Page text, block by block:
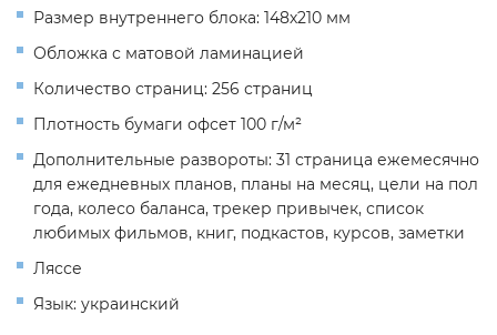
Размер внутреннего блока: 148х210 мм
Обложка с матовой ламинацией
Количество страниц: 256 страниц
Плотность бумаги офсет 100 г/м²
Дополнительные развороты: 31 страница ежемесячно
для ежедневных планов, планы на месяц, цели на пол
года, колесо баланса, трекер привычек, список
любимых фильмов, книг, подкастов, курсов, заметки
Ляссе
Язык: украинский